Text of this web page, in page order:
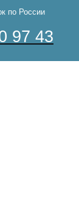
по России
97 43